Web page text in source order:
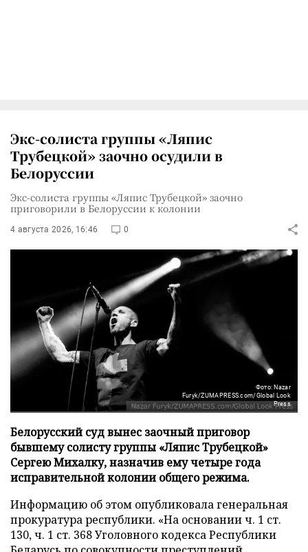
Экс-солиста группы «Ляпис
Трубецкой» заочно осудили в
Белоруссии
Экс-солиста группы «Ляпис Трубецкой» заочно
приговорили в Белоруссии к колонии
4 августа 2026, 16:46 0
Фото: Nazar
Furyk/ZUMAPRESS.com/Global Look
Press
Белорусский суд вынес заочный приговор
бывшему солисту группы «Ляпис Трубецкой»
Сергею Михалку, назначив ему четыре года
исправительной колонии общего режима.
Информацию об этом опубликовала генеральная
прокуратура республики. «На основании ч. 1 ст.
130, ч. 1 ст. 368 Уголовного кодекса Республики